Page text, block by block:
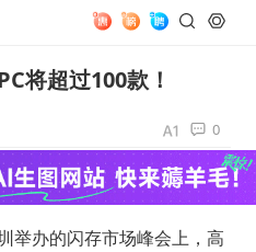
将超过100款！
0
举办的闪存市场峰会上，高